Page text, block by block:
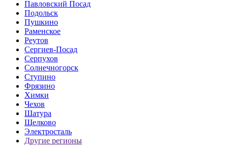
Павловский Посад
Подольск
Пушкино
Раменское
Реутов
Сергиев-Посад
Серпухов
Солнечногорск
Ступино
Фрязино
Химки
Чехов
Шатура
Щелково
Электросталь
Другие регионы